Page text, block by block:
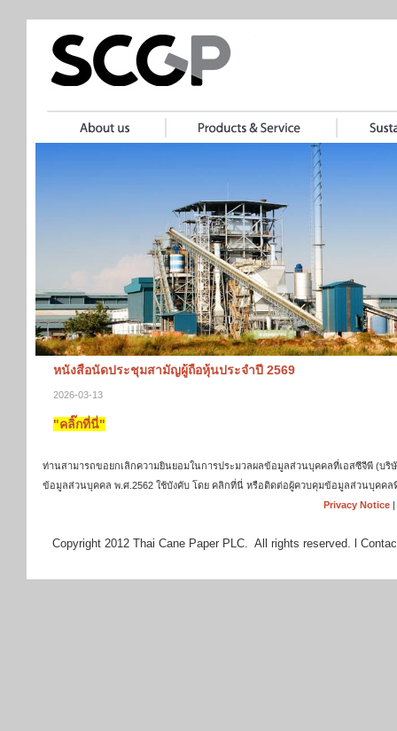
หนังสือนัดประชุมสามัญผู้ถือหุ้นประจำปี 2569
2026-03-13
"คลิ๊กที่นี่"
ท่านสามารถขอยกเลิกความยินยอมในการประมวลผลข้อมูลส่วนบุคคลที่เอสซีจีพี (บ
ข้อมูลส่วนบุคคล พ.ศ.2562 ใช้บังคับ โดย คลิกที่นี่ หรือติดต่อผู้ควบคุมข้อมูลส่วนบุคคล
Privacy Notice|
Copyright 2012 Thai Cane Paper PLC. All rights reserved. l